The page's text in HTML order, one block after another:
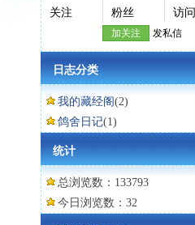
关注 粉丝 访问
加关注 发私信
日志分类
我的藏经阁(2)
鸽舍日记(1)
统计
总浏览数：133793
今日浏览数：32